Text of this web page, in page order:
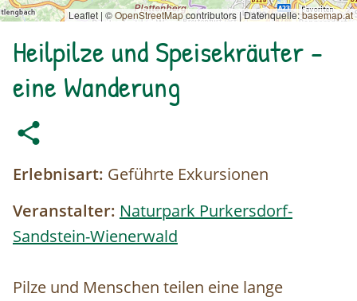
Leaflet | ©OpenStreetMapcontributors |Datenquelle:basemap.at
Heilpilze und Speisekräuter -
eine Wanderung
Erlebnisart: Geführte Exkursionen
Veranstalter: Naturpark Purkersdorf-
Sandstein-Wienerwald
Pilze und Menschen teilen eine lange